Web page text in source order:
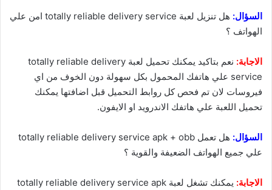
السؤال:
هل تنزيل لعبة totally reliable delivery service امن علي
الهواتف ؟
الاجابة:
نعم بتاكيد يمكنك تحميل لعبة totally reliable delivery
service علي هاتفك المحمول بكل سهولة دون الخوف من اي
فيروسات لان تم فحص كل روابط التحميل قبل اضافتها يمكنك
تحميل اللعبة علي هاتفك الاندرويد او الايفون.
السؤال:
هل تعمل totally reliable delivery service apk + obb
علي جميع الهواتف الضعيفة والقوية ؟
الاجابة:
يمكنك تشغل لعبة totally reliable delivery service apk